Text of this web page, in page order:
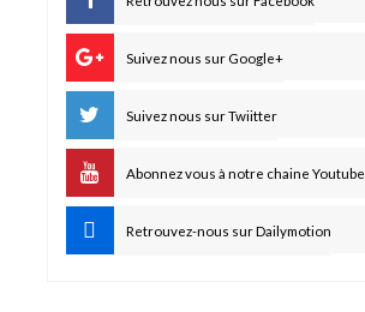
Suivez nous sur Google+
Suivez nous sur Twiitter
Abonnez vous à notre chaine Youtube
Retrouvez-nous sur Dailymotion